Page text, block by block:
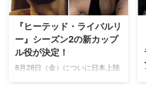
『ヒーテッド・ライバルリ
ー』シーズン2の新カップ
ル役が決定！
8月28日（金）についに日本上陸